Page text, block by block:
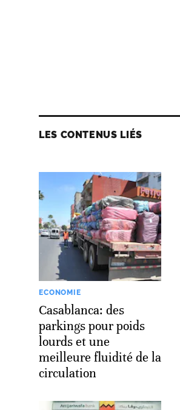
LES CONTENUS LIÉS
ECONOMIE
Casablanca: des
parkings pour poids
lourds et une
meilleure fluidité de la
circulation